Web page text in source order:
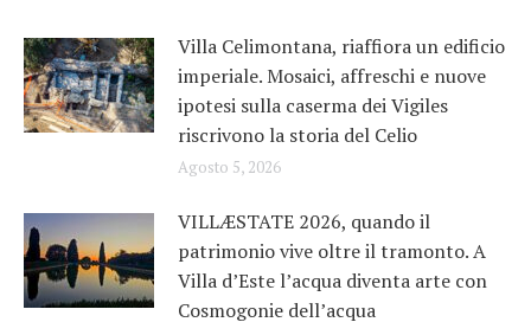
Villa Celimontana, riaffiora un edificio
imperiale. Mosaici, affreschi e nuove
ipotesi sulla caserma dei Vigiles
riscrivono la storia del Celio
Agosto 5, 2026
VILLÆSTATE 2026, quando il
patrimonio vive oltre il tramonto. A
Villa d’Este l’acqua diventa arte con
Cosmogonie dell’acqua